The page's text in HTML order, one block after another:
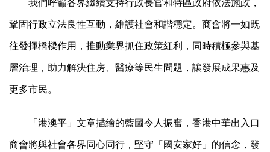
鞏固行政立法良性互動，維護社會和諧穩定。商會將一如既
往發揮橋樑作用，推動業界抓住政策紅利，同時積極參與基
層治理，助力解決住房、醫療等民生問題，讓發展成果惠及
更多市民。
「港澳平」文章描繪的藍圖令人振奮，香港中華出入口
商會將與社會各界同心同行，堅守「國安家好」的信念，發